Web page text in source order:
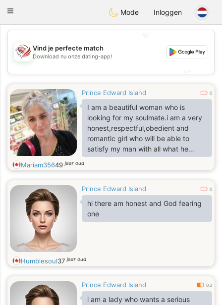
StatesDating
Toggle
Mode Inloggen
💖
💕
Vind je perfecte match
Download nu onze dating-app!
Prince Edward Island 0
I am a beautiful woman who is
looking for my soulmate.i am a very
honest,respectful,obedient and
romantic girl who will be able to
satisfy my man with all what he
wants from me.i am interested in
meeting any kind of man so feel free
minded woman who will never hide
anything from my man.kisss
Mariam35649jaar oud
Prince Edward Island 0
hi there am honest and God fearing
one
Humblesoul37jaar oud
Prince Edward Island 0.3
i am a lady who wants a serious